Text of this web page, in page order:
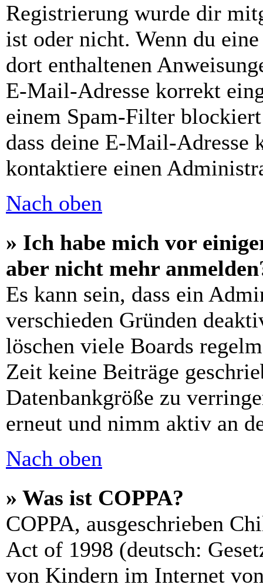
Registrierung wurde dir
ist oder nicht. Wenn du
dort enthaltenen
E-Mail-Adresse korrekt
einem Spam-Filter
dass deine E-Mail-Adresse
kontaktiere einen
Nach oben
» Ich habe mich vor
aber nicht mehr
Es kann sein, dass ein
verschieden Gründen
löschen viele Boards
Zeit keine Beiträge
Datenbankgröße zu
erneut und nimm aktiv an
Nach oben
» Was ist COPPA?
COPPA, ausgeschrieben
Act of 1998 (deutsch:
von Kindern im Internet